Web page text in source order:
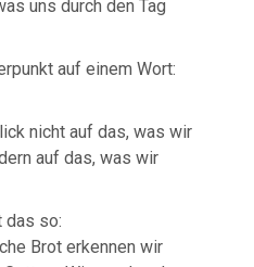
uns durch den Tag
auf einem Wort:
nicht auf das, was wir
auf das, was wir
das so:
Brot erkennen wir